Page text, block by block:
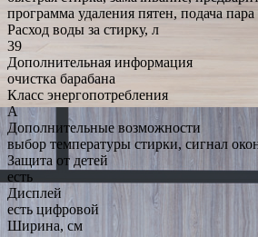
программа удаления пятен, подача пара
Расход воды за стирку, л
39
Дополнительная информация
очистка барабана
Класс энергопотребления
A
Дополнительные возможности
выбор температуры стирки, сигнал
Защита от детей
есть
Дисплей
есть цифровой
Ширина, см